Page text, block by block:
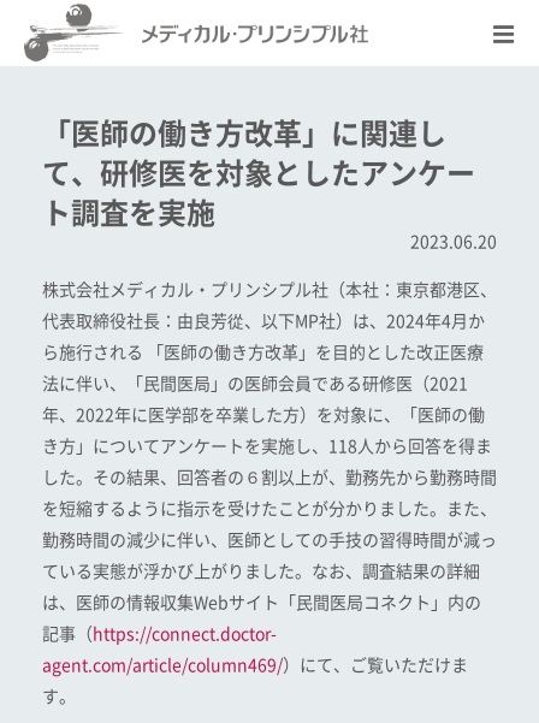
「医師の働き方改革」に関連し
て、研修医を対象としたアンケー
ト調査を実施
2023.06.20
株式会社メディカル・プリンシプル社（本社：東京都港区、
代表取締役社長：由良芳從、以下MP社）は、2024年4月か
ら施行される 「医師の働き方改革」を目的とした改正医療
法に伴い、「民間医局」の医師会員である研修医（2021
年、2022年に医学部を卒業した方）を対象に、「医師の働
き方」についてアンケートを実施し、118人から回答を得ま
した。その結果、回答者の６割以上が、勤務先から勤務時間
を短縮するように指示を受けたことが分かりました。また、
勤務時間の減少に伴い、医師としての手技の習得時間が減っ
ている実態が浮かび上がりました。なお、調査結果の詳細
は、医師の情報収集Webサイト「民間医局コネクト」内の
記事（ https://connect.doctor-
agent.com/article/column469/）にて、ご覧いただけま
す。